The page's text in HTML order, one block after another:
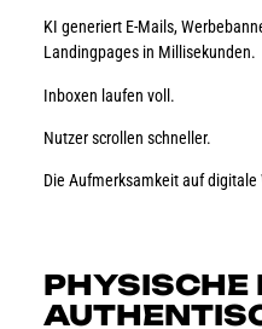
KI generiert E-Mails,
Landingpages in Millisekunden.
Inboxen laufen voll.
Nutzer scrollen schneller.
Die Aufmerksamkeit auf digitale
PHYSISCHE